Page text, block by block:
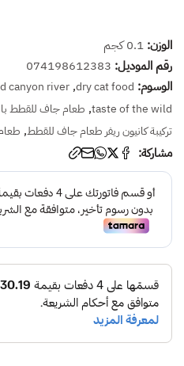
الوزن: 0.1 كجم
رقم الموديل: 074198612383
الوسوم: dry cat food
,
canyon river
taste of the wild
, طعام جاف للقطط
تركيبة كانيون ريفر طعام جاف للقطط,
مشاركة: